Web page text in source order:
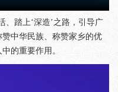
、踏上‘深造’之路，引导广
中华民族、称赞家乡的优
的重要作用。